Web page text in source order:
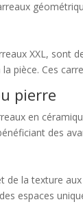
XXL, sont
pièce. Ces
pierre
en
des
de la texture
espaces